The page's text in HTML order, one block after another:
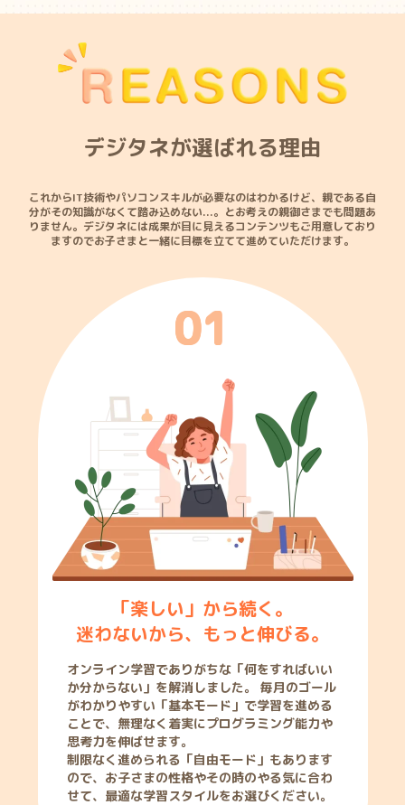
デジタネが選ばれる理由
これからIT技術やパソコンスキルが必要なのはわかるけど、親である自
分がその知識がなくて踏み込めない...。 とお考えの親御さまでも問題あ
りません。デジタネには成果が目に見えるコンテンツもご用意しており
ますのでお子さまと一緒に目標を立てて進めていただけます。
01
「楽しい」から続く。
迷わないから、もっと伸びる。
オンライン学習でありがちな「何をすればいい
か分からない」を解消しました。 毎月のゴール
がわかりやすい「基本モード」で学習を進める
ことで、無理なく着実にプログラミング能力や
思考力を伸ばせます。
制限なく進められる「自由モード」もあります
ので、お子さまの性格やその時のやる気に合わ
せて、最適な学習スタイルをお選びください。